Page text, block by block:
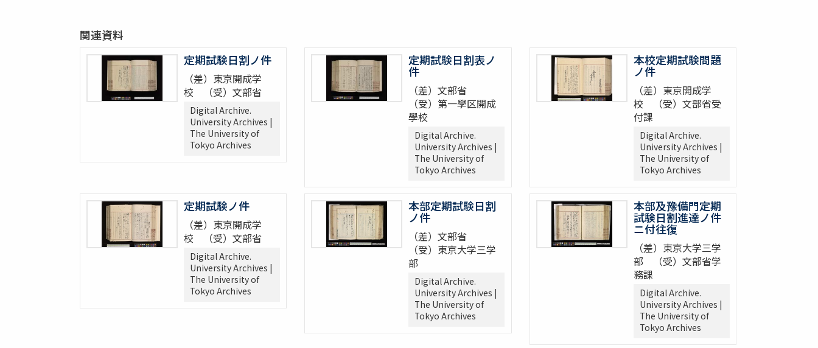
関連資料
定期試験日割ノ件
（差）東京開成学
校 （受）文部省
Digital Archive.
University Archives |
The University of
Tokyo Archives
定期試験日割表ノ
件
（差）文部省
（受）第一學区開成
學校
Digital Archive.
University Archives |
The University of
Tokyo Archives
本校定期試験問題
ノ件
（差）東京開成学
校 （受）文部省受
付課
Digital Archive.
University Archives |
The University of
Tokyo Archives
定期試験ノ件
（差）東京開成学
校 （受）文部省
Digital Archive.
University Archives |
The University of
Tokyo Archives
本部定期試験日割
ノ件
（差）文部省
（受）東京大学三学
部
Digital Archive.
University Archives |
The University of
Tokyo Archives
本部及豫備門定期
試験日割進達ノ件
ニ付往復
（差）東京大学三学
部 （受）文部省学
務課
Digital Archive.
University Archives |
The University of
Tokyo Archives